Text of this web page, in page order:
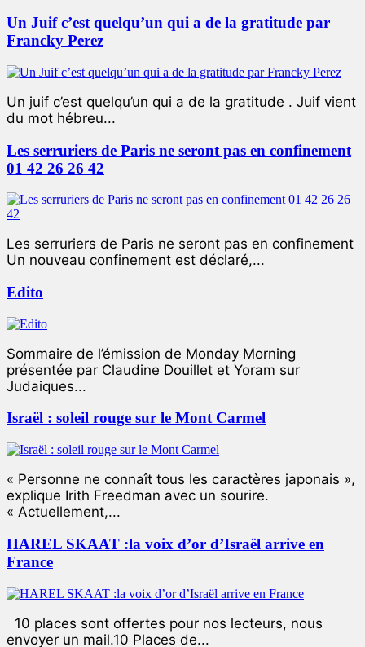
Un Juif c’est quelqu’un qui a de la gratitude par
Francky Perez
Un juif c’est quelqu’un qui a de la gratitude . Juif vient
du mot hébreu...
Les serruriers de Paris ne seront pas en confinement
01 42 26 26 42
Les serruriers de Paris ne seront pas en confinement
Un nouveau confinement est déclaré,...
Edito
Sommaire de l’émission de Monday Morning
présentée par Claudine Douillet et Yoram sur
Judaiques...
Israël : soleil rouge sur le Mont Carmel
« Personne ne connaît tous les caractères japonais »,
explique Irith Freedman avec un sourire.
« Actuellement,...
HAREL SKAAT :la voix d’or d’Israël arrive en
France
10 places sont offertes pour nos lecteurs, nous
envoyer un mail.10 Places de...